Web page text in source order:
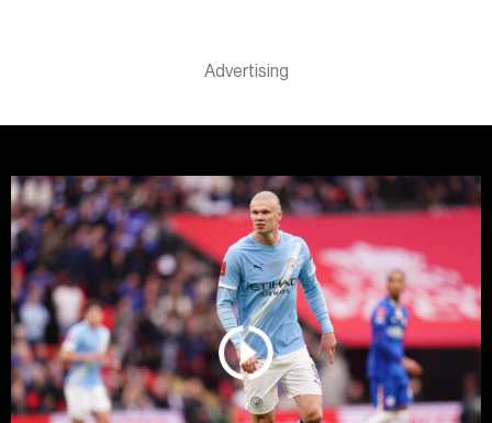
. Kolačiće u bilo kojem trenutku možete ponovno